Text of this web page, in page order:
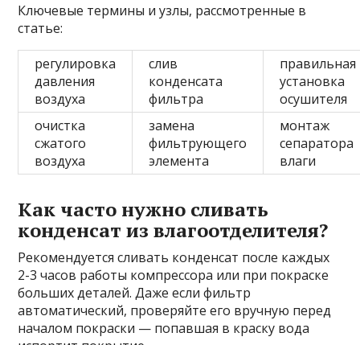
Ключевые термины и узлы, рассмотренные в
статье:
регулировка
давления
воздуха
слив
конденсата
фильтра
правильная
установка
осушителя
очистка
сжатого
воздуха
замена
фильтрующего
элемента
монтаж
сепаратора
влаги
Как часто нужно сливать
конденсат из влагоотделителя?
Рекомендуется сливать конденсат после каждых
2-3 часов работы компрессора или при покраске
больших деталей. Даже если фильтр
автоматический, проверяйте его вручную перед
началом покраски — попавшая в краску вода